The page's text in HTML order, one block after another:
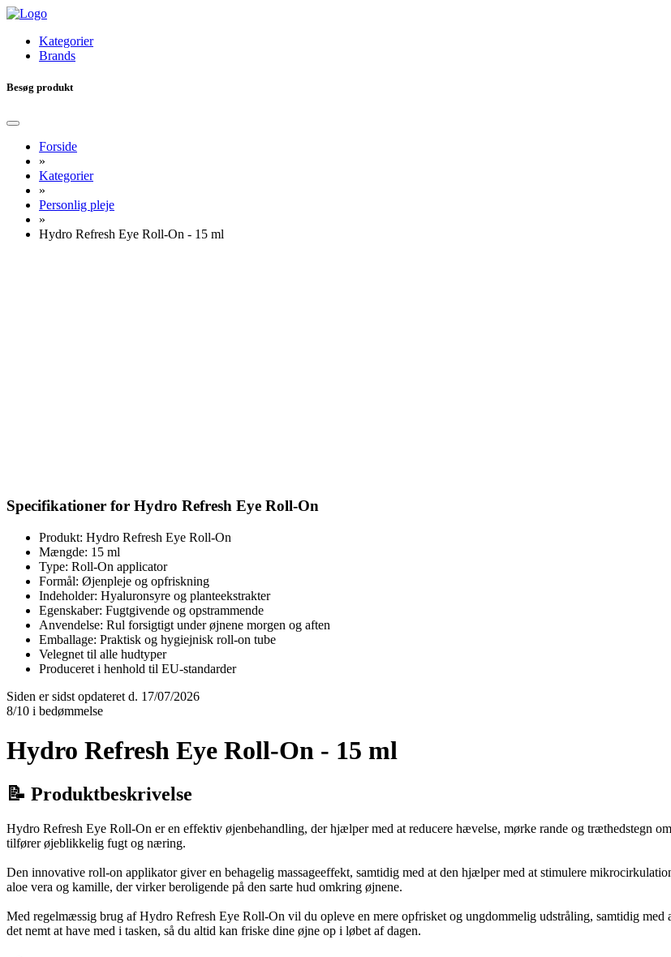
Kategorier
Brands
Besøg produkt
Forside
»
Kategorier
»
Personlig pleje
»
Hydro Refresh Eye Roll-On - 15 ml
Specifikationer for Hydro Refresh Eye Roll-On
Produkt: Hydro Refresh Eye Roll-On
Mængde: 15 ml
Type: Roll-On applicator
Formål: Øjenpleje og opfriskning
Indeholder: Hyaluronsyre og planteekstrakter
Egenskaber: Fugtgivende og opstrammende
Anvendelse: Rul forsigtigt under øjnene morgen og aften
Emballage: Praktisk og hygiejnisk roll-on tube
Velegnet til alle hudtyper
Produceret i henhold til EU-standarder
Siden er sidst opdateret d. 17/07/2026
8/10 i bedømmelse
Hydro Refresh Eye Roll-On - 15 ml
📝 Produktbeskrivelse
Hydro Refresh Eye Roll-On er en effektiv øjenbehandling, der hjælper med at reducere hævelse, mørke rande og træthedstegn
tilfører øjeblikkelig fugt og næring.
Den innovative roll-on applikator giver en behagelig massageeffekt, samtidig med at den hjælper med at stimulere
aloe vera og kamille, der virker beroligende på den sarte hud omkring øjnene.
Med regelmæssig brug af Hydro Refresh Eye Roll-On vil du opleve en mere opfrisket og ungdommelig udstråling, samtidig
det nemt at have med i tasken, så du altid kan friske dine øjne op i løbet af dagen.